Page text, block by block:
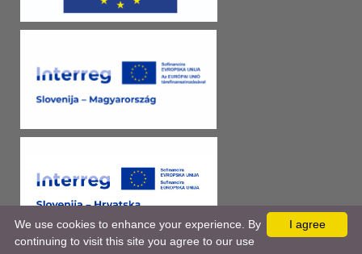
I agree
We use cookies to enhance your experience. By
continuing to visit this site you agree to our use